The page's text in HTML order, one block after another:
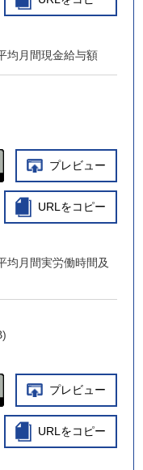
均月間現金給与額
プレビュー
URLをコピー
均月間実労働時間及
プレビュー
URLをコピー